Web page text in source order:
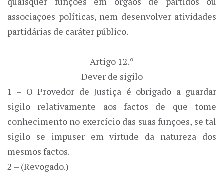
associações políticas, nem desenvolver atividades
partidárias de caráter público.
Artigo 12.º
Dever de sigilo
1 – O Provedor de Justiça é obrigado a guardar
sigilo relativamente aos factos de que tome
conhecimento no exercício das suas funções, se tal
sigilo se impuser em virtude da natureza dos
mesmos factos.
2 – (Revogado.)